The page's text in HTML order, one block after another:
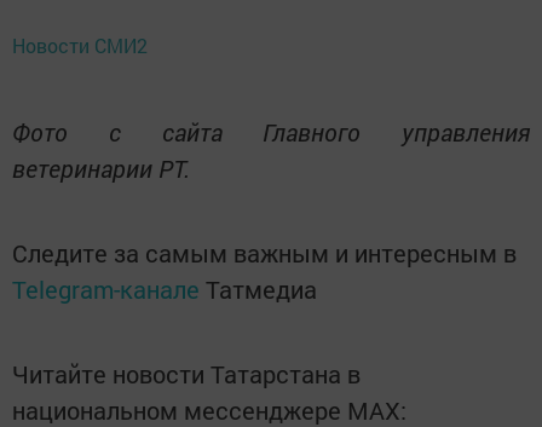
Новости СМИ2
Фото с сайта Главного управления
ветеринарии РТ.
Следите за самым важным и интересным в
Telegram-канале Татмедиа
Читайте новости Татарстана в
национальном мессенджере MАХ: